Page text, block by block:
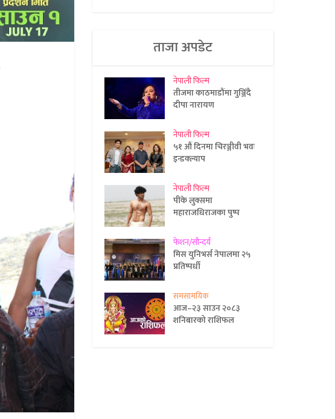
ताजा अपडेट
नेपाली फिल्म
तीजमा काठमाडौंमा गुञ्जिँदै
दीपा नारायण
नेपाली फिल्म
५१ औं दिनमा चिरञ्जीवी भवः
इन्डक्ल्याप
नेपाली फिल्म
पीके लुक्समा
महाराजधिराजका पुष्प
फेशन/सौन्दर्य
मिस युनिभर्स नेपालमा २५
प्रतिष्पर्धी
समसामयिक
आज–२३ साउन २०८३
शनिबारको राशिफल